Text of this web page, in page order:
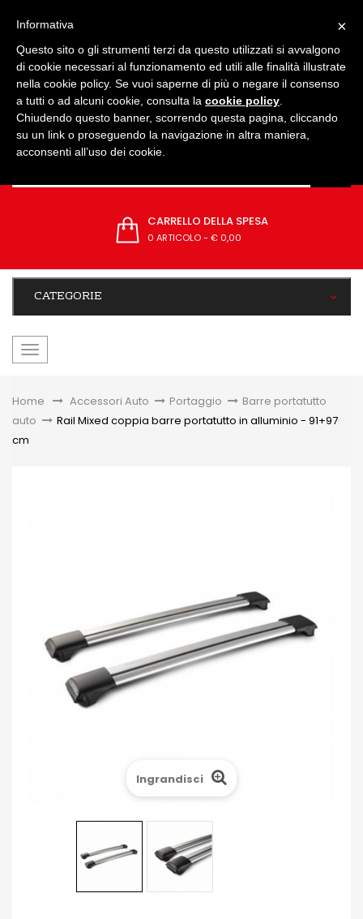
CARRELLO DELLA SPESA
0 ARTICOLO- € 0,00
CATEGORIE
navigazione
Home &gt;Accessori Auto > Portaggio >
Barre portatutto
auto > Rail Mixed coppia barre portatutto in alluminio - 91+97
cm
Ingrandisci
×
Informativa
Questo sito o gli strumenti terzi da questo utilizzati si avvalgono
di cookie necessari al funzionamento ed utili alle finalità illustrate
nella cookie policy. Se vuoi saperne di più o negare il consenso
a tutti o ad alcuni cookie, consulta la cookie policy
Chiudendo questo banner, scorrendo questa pagina, cliccando
su un link o proseguendo la navigazione in altra maniera,
acconsenti all’uso dei cookie.